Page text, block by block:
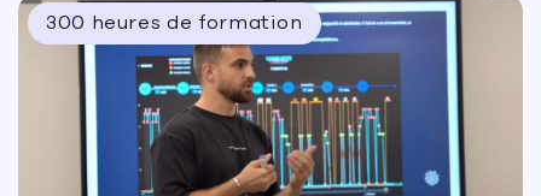
300 heures de formation